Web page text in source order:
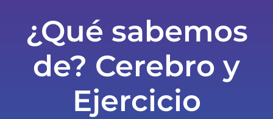
¿Qué sabemos
de? Cerebro y
Ejercicio